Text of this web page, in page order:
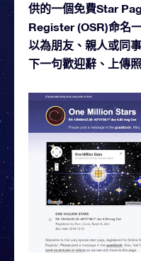
供的一個免費Star
Register (OSR)命名
以為朋友、親人或同
下一句歡迎辭、上傳